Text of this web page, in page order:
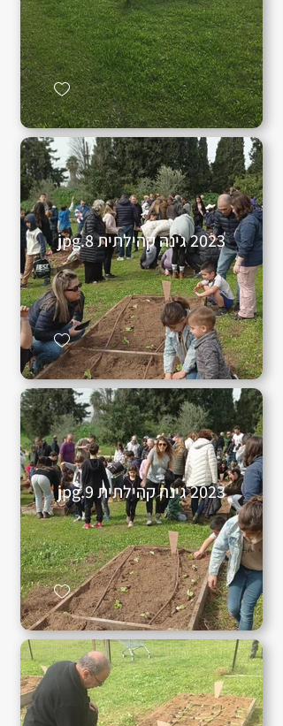
2023 גינה קהילתית 8.jpg
2023 גינה קהילתית 9.jpg